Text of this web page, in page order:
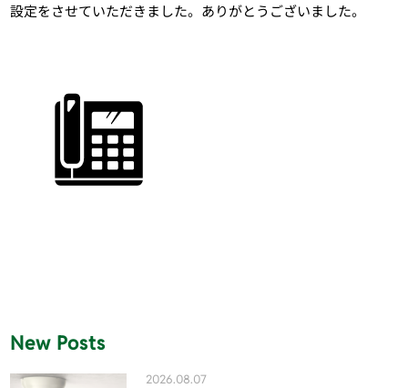
設定をさせていただきました。ありがとうございました。
New Posts
2026.08.07